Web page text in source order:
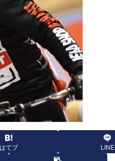
はてブ LINE